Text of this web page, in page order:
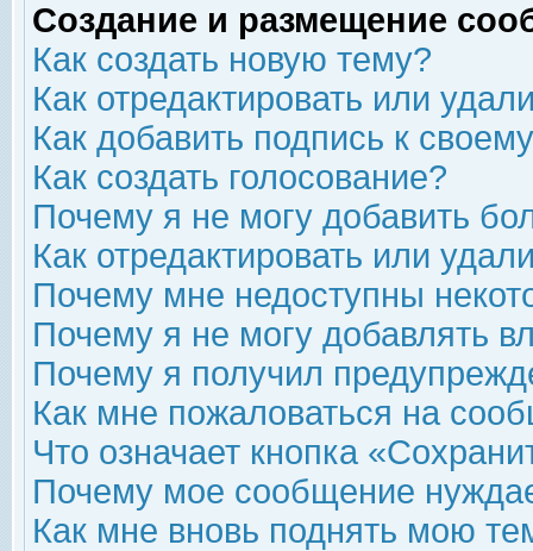
Создание и размещение
Как создать новую тему?
Как отредактировать или
Как добавить подпись к
Как создать голосование?
Почему я не могу добавить
Как отредактировать или
Почему мне недоступны
Почему я не могу добавлять
Почему я получил
Как мне пожаловаться на
Что означает кнопка
Почему мое сообщение
Как мне вновь поднять мою